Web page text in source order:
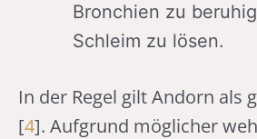
Bronchien zu
Schleim zu lösen.
In der Regel gilt Andorn als
[4]. Aufgrund möglicher